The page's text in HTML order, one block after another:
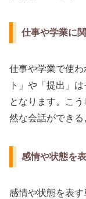
仕事や学業に
仕事や学業で使
ト」や「提出」
となります。こ
然な会話ができる
感情や状態を
感情や状態を表